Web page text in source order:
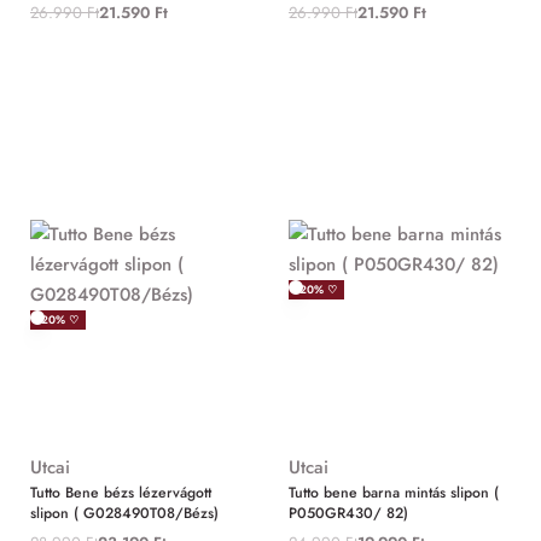
26.990Ft21.590 Ft 26.990Ft21.590 Ft
-20% ♡
Utcai
Tutto Bene bézs lézervágott
slipon ( G028490T08/Bézs)
-20% ♡
Utcai
Tutto bene barna mintás slipon (
P050GR430/ 82)